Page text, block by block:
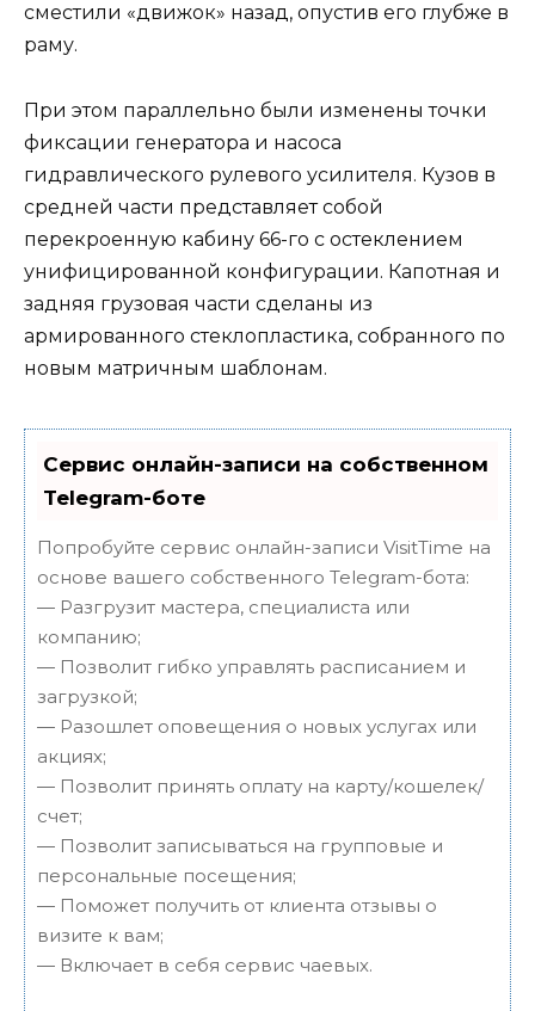
сместили «движок» назад, опустив его глубже в
раму.
При этом параллельно были изменены точки
фиксации генератора и насоса
гидравлического рулевого усилителя. Кузов в
средней части представляет собой
перекроенную кабину 66-го с остеклением
унифицированной конфигурации. Капотная и
задняя грузовая части сделаны из
армированного стеклопластика, собранного по
новым матричным шаблонам.
Сервис онлайн-записи на собственном
Telegram-боте
Попробуйте сервис онлайн-записи VisitTime на
основе вашего собственного Telegram-бота:
— Разгрузит мастера, специалиста или
компанию;
— Позволит гибко управлять расписанием и
загрузкой;
— Разошлет оповещения о новых услугах или
акциях;
— Позволит принять оплату на карту/кошелек/
счет;
— Позволит записываться на групповые и
персональные посещения;
— Поможет получить от клиента отзывы о
визите к вам;
— Включает в себя сервис чаевых.